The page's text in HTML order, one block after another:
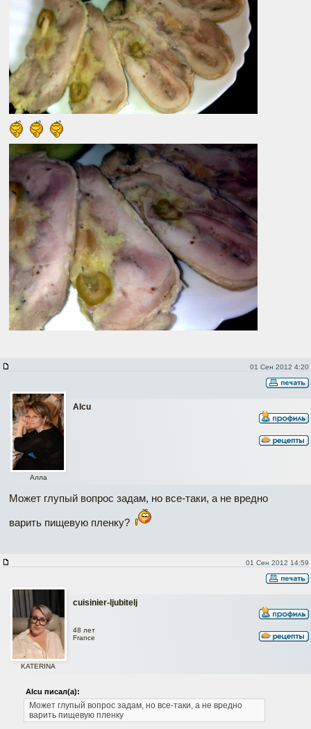
01 Сен 2012 4:20
Alcu
Алла
Может глупый вопрос задам, но все-таки, а не вредно
варить пищевую пленку?
01 Сен 2012 14:59
cuisinier-ljubitelj
KATERINA
48 лет
France
Alcu писал(а):
Может глупый вопрос задам, но все-таки, а не вредно
варить пищевую пленку